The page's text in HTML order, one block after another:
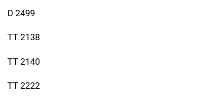
D 2499
TT 2138
TT 2140
TT 2222